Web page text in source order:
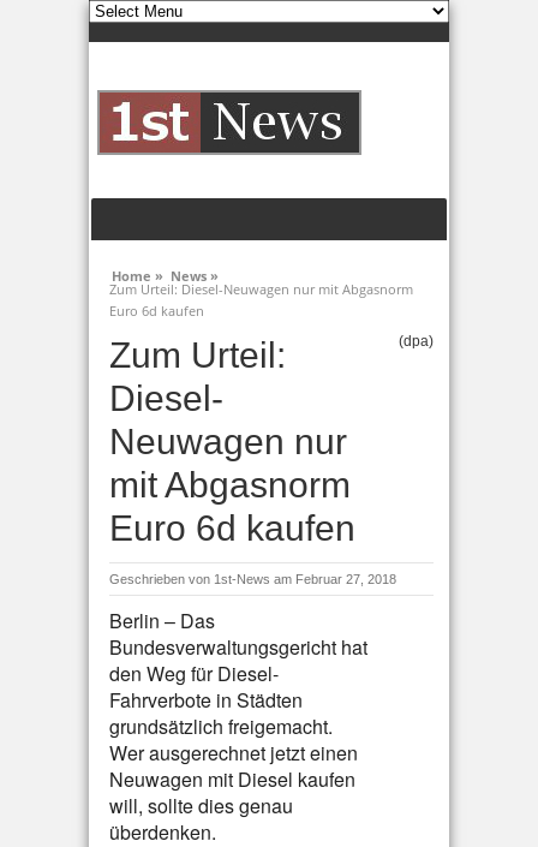
Home » News »
Zum Urteil: Diesel-Neuwagen nur mit Abgasnorm
Euro 6d kaufen
Zum Urteil:
Diesel-
Neuwagen nur
mit Abgasnorm
Euro 6d kaufen
(dpa)
Geschrieben von 1st-News am Februar 27, 2018
Berlin – Das
Bundesverwaltungsgericht hat
den Weg für Diesel-
Fahrverbote in Städten
grundsätzlich freigemacht.
Wer ausgerechnet jetzt einen
Neuwagen mit Diesel kaufen
will, sollte dies genau
überdenken.